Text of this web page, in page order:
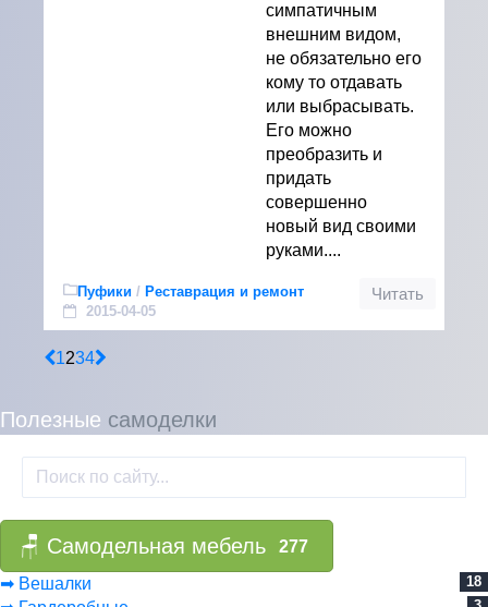
Полезные самоделки
🪑 Самодельная мебель
277
➡ Вешалки
18
симпатичным
внешним видом,
не обязательно его
кому то отдавать
или выбрасывать.
Его можно
преобразить и
придать
совершенно
новый вид своими
руками....
Читать
Пуфики / Реставрация и ремонт
2015-04-05
1234